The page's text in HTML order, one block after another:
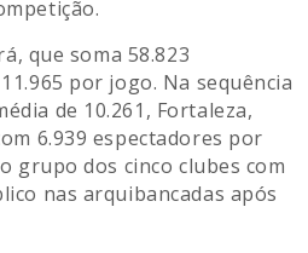
que soma 58.823
por jogo. Na sequência
de 10.261, Fortaleza,
6.939 espectadores por
grupo dos cinco clubes com
nas arquibancadas após